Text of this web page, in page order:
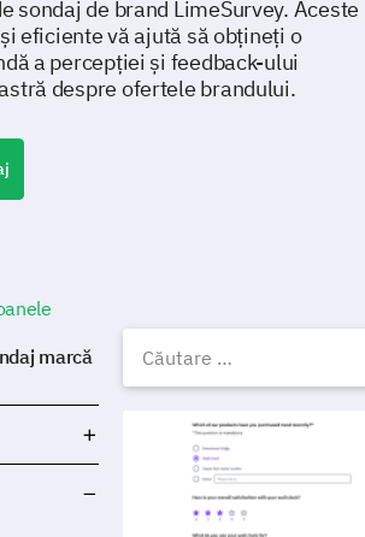
sondaj de brand LimeSurvey. Aceste
eficiente vă ajută să obțineți o
a percepției și feedback-ului
despre ofertele brandului.
Șablon pentru sondaj de
marcă